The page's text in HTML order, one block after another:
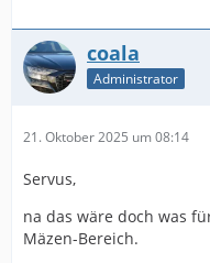
coala
Administrator
21. Oktober 2025 um 08:14
Servus,
na das wäre doch was
Mäzen-Bereich.